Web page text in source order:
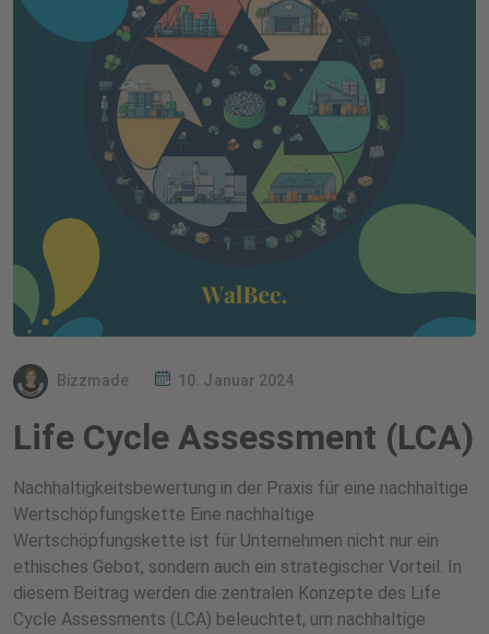
Bizzmade 10. Januar 2024
Life Cycle Assessment (LCA)
Nachhaltigkeitsbewertung in der Praxis für eine nachhaltige
Wertschöpfungskette Eine nachhaltige
Wertschöpfungskette ist für Unternehmen nicht nur ein
ethisches Gebot, sondern auch ein strategischer Vorteil. In
diesem Beitrag werden die zentralen Konzepte des Life
Cycle Assessments (LCA) beleuchtet, um nachhaltige